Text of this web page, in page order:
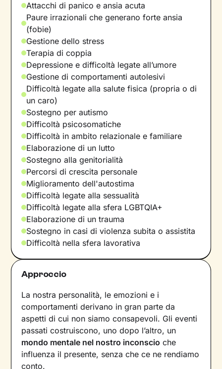
Attacchi di panico e ansia acuta
Paure irrazionali che generano forte ansia
(fobie)
Gestione dello stress
Terapia di coppia
Depressione e difficoltà legate all’umore
Gestione di comportamenti autolesivi
Difficoltà legate alla salute fisica (propria o di
un caro)
Sostegno per autismo
Difficoltà psicosomatiche
Difficoltà in ambito relazionale e familiare
Elaborazione di un lutto
Sostegno alla genitorialità
Percorsi di crescita personale
Miglioramento dell'autostima
Difficoltà legate alla sessualità
Difficoltà legate alla sfera LGBTQIA+
Elaborazione di un trauma
Sostegno in casi di violenza subita o assistita
Difficoltà nella sfera lavorativa
Approccio
La nostra personalità, le emozioni e i
comportamenti derivano in gran parte da
aspetti di cui non siamo consapevoli. Gli eventi
passati costruiscono, uno dopo l’altro, un
mondo mentale nel nostro inconscio che
influenza il presente, senza che ce ne rendiamo
conto.